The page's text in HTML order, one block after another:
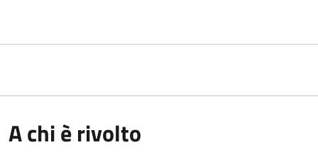
A chi è rivolto